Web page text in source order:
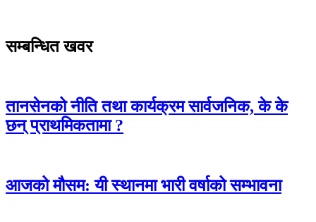
सम्बन्धित खवर
तानसेनको नीति तथा कार्यक्रम सार्वजनिक, के के
छन् प्राथमिकतामा ?
आजको मौसम: यी स्थानमा भारी वर्षाको सम्भावना